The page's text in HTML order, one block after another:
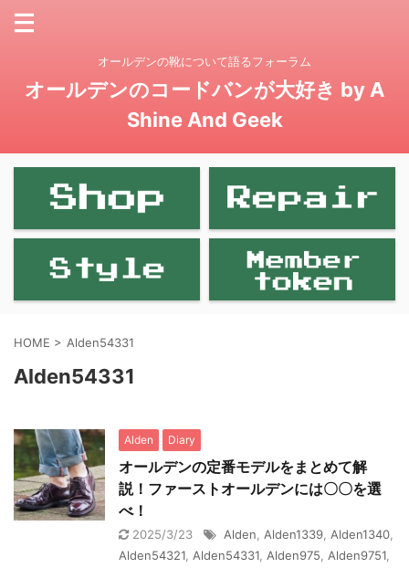
オールデンの靴について語るフォーラム
オールデンのコードバンが大好き by A
Shine And Geek
HOME > Alden54331
Alden54331
Alden Diary
オールデンの定番モデルをまとめて解
説！ファーストオールデンには〇〇を選
べ！
2025/3/23 Alden Alden1339 Alden1340
Alden54321 Alden54331 Alden975 Alden9751